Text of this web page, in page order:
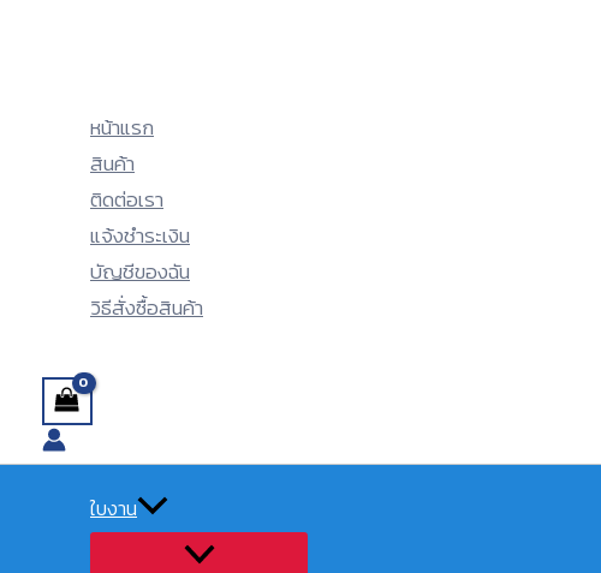
หน้าแรก
สินค้า
ติดต่อเรา
แจ้งชำระเงิน
บัญชีของฉัน
วิธีสั่งซื้อสินค้า
ใบงาน